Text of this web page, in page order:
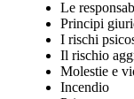
Le
Principi
I rischi
Il rischio
Molestie e
Incendio